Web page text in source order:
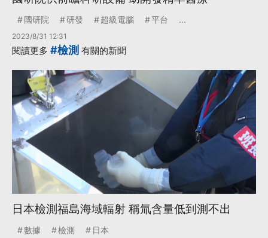
國研院 研發 超級電腦 平台 ...
2023/8/31 12:31
閱讀更多 #檢測 有關的新聞
日本檢測福島海域輻射 稱氚含量低到測不出
數據 檢測 日本